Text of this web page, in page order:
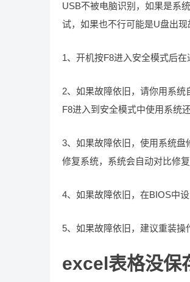
USB不被电脑识别，如果是系
试，如果也不行可能是U盘出现
1、开机按F8进入安全模式后
2、如果故障依旧，请你用系
F8进入到安全模式中使用系统还
3、如果故障依旧，使用系统
修复系统，系统会自动对比修复
4、如果故障依旧，在BIOS中
5、如果故障依旧，建议重装操
excel表格没保